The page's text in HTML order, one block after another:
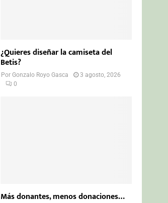
¿Quieres diseñar la camiseta del
Betis?
PorGonzalo Royo Gasca
3 agosto, 2026
0
Más donantes, menos donaciones…